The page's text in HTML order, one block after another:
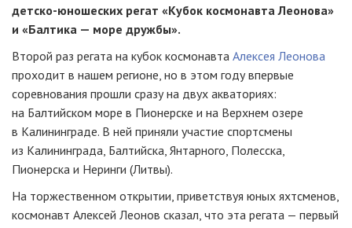
детско-юношеских регат «Кубок космонавта Леонова»
и «Балтика — море дружбы».
Второй раз регата на кубок космонавта Алексея Леонова
проходит в нашем регионе, но в этом году впервые
соревнования прошли сразу на двух акваториях:
на Балтийском море в Пионерске и на Верхнем озере
в Калининграде. В ней приняли участие спортсмены
из Калининграда, Балтийска, Янтарного, Полесска,
Пионерска и Неринги (Литвы).
На торжественном открытии, приветствуя юных яхтсменов,
космонавт Алексей Леонов сказал, что эта регата — первый